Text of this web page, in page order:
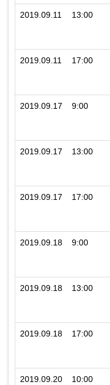
2019.09.11 13:00
2019.09.11 17:00
2019.09.17 9:00
2019.09.17 13:00
2019.09.17 17:00
2019.09.18 9:00
2019.09.18 13:00
2019.09.18 17:00
2019.09.20 10:00